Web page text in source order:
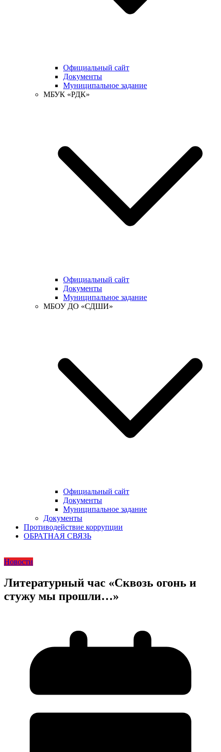
Официальный сайт
Документы
Муниципальное задание
МБУК «РДК»
Официальный сайт
Документы
Муниципальное задание
МБОУ ДО «СДШИ»
Официальный сайт
Документы
Муниципальное задание
Документы
Противодействие коррупции
ОБРАТНАЯ СВЯЗЬ
Новости
Литературный час «Сквозь огонь и
стужу мы прошли…»